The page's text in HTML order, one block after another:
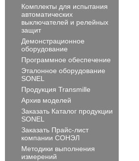
Комплекты для испытания
автоматических
выключателей и релейных
защит
Демонстрационное
оборудование
Программное обеспечение
Эталонное оборудование
SONEL
Продукция Transmille
Архив моделей
Заказать Каталог продукции
SONEL
Заказать Прайс-лист
компании СОНЭЛ
Методики выполнения
измерений